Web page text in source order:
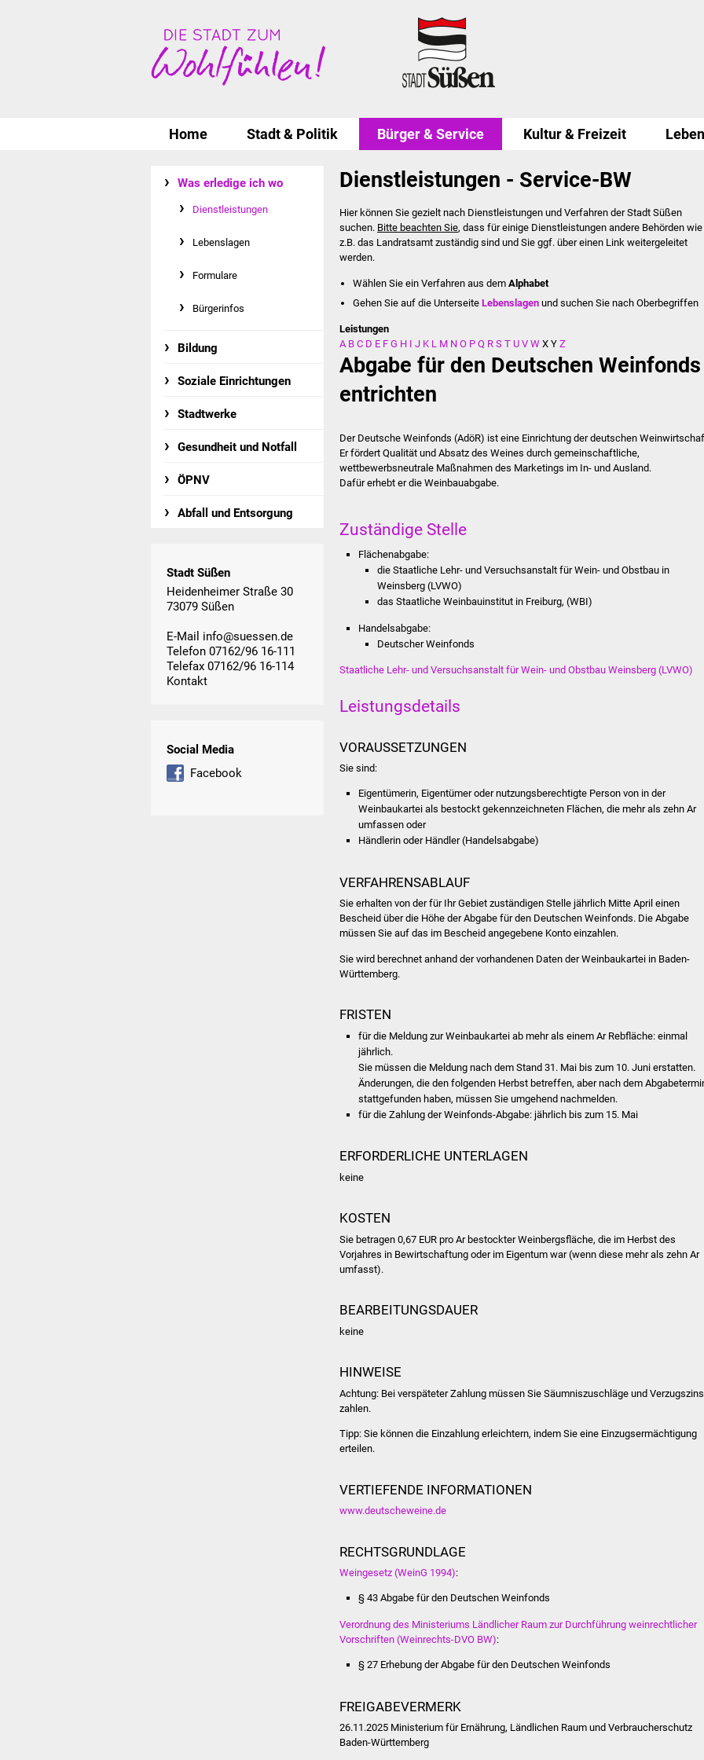
Home Stadt & Politik Bürger & Service Kultur & Freizeit
Was erledige ich wo
Dienstleistungen
Lebenslagen
Formulare
Bürgerinfos
Bildung
Soziale Einrichtungen
Stadtwerke
Gesundheit und Notfall
ÖPNV
Abfall und Entsorgung
Stadt Süßen
Heidenheimer Straße 30
73079 Süßen
E-Mail info@suessen.de
Telefon 07162/96 16-111
Telefax 07162/96 16-114
Kontakt
Social Media
Facebook
Dienstleistungen - Service-BW
Hier können Sie gezielt nach Dienstleistungen und Verfahren der Stadt Süßen
suchen. Bitte beachten Sie, dass für einige Dienstleistungen andere Behörden wie
z.B. das Landratsamt zuständig sind und Sie ggf. über einen Link weitergeleitet
werden.
Wählen Sie ein Verfahren aus dem Alphabet
Gehen Sie auf die UnterseiteLebenslagen und suchen Sie nach Oberbegriffen
Leistungen
A B C D E F G H I J K L M N O P Q R S T U V W X Y Z
Abgabe für den Deutschen Weinfonds
entrichten
Der Deutsche Weinfonds (AdöR) ist eine Einrichtung der deutschen
Er fördert Qualität und Absatz des Weines durch gemeinschaftliche,
wettbewerbsneutrale Maßnahmen des Marketings im In- und Ausland.
Dafür erhebt er die Weinbauabgabe.
Zuständige Stelle
Flächenabgabe:
die Staatliche Lehr- und Versuchsanstalt für Wein- und Obstbau in
Weinsberg (LVWO)
das Staatliche Weinbauinstitut in Freiburg, (WBI)
Handelsabgabe:
Deutscher Weinfonds
Staatliche Lehr- und Versuchsanstalt für Wein- und Obstbau Weinsberg (LVWO)
Leistungsdetails
VORAUSSETZUNGEN
Sie sind:
Eigentümerin, Eigentümer oder nutzungsberechtigte Person von in der
Weinbaukartei als bestockt gekennzeichneten Flächen, die mehr als zehn Ar
umfassen oder
Händlerin oder Händler (Handelsabgabe)
VERFAHRENSABLAUF
Sie erhalten von der für Ihr Gebiet zuständigen Stelle jährlich Mitte April einen
Bescheid über die Höhe der Abgabe für den Deutschen Weinfonds. Die Abgabe
müssen Sie auf das im Bescheid angegebene Konto einzahlen.
Sie wird berechnet anhand der vorhandenen Daten der Weinbaukartei in Baden-
Württemberg.
FRISTEN
für die Meldung zur Weinbaukartei ab mehr als einem Ar Rebfläche: einmal
jährlich.
Sie müssen die Meldung nach dem Stand 31. Mai bis zum 10. Juni erstatten.
Änderungen, die den folgenden Herbst betreffen, aber nach dem
stattgefunden haben, müssen Sie umgehend nachmelden.
für die Zahlung der Weinfonds-Abgabe: jährlich bis zum 15. Mai
ERFORDERLICHE UNTERLAGEN
keine
KOSTEN
Sie betragen 0,67 EUR pro Ar bestockter Weinbergsfläche, die im Herbst des
Vorjahres in Bewirtschaftung oder im Eigentum war (wenn diese mehr als zehn Ar
umfasst).
BEARBEITUNGSDAUER
keine
HINWEISE
Achtung: Bei verspäteter Zahlung müssen Sie Säumniszuschläge und
zahlen.
Tipp: Sie können die Einzahlung erleichtern, indem Sie eine Einzugsermächtigung
erteilen.
VERTIEFENDE INFORMATIONEN
www.deutscheweine.de
RECHTSGRUNDLAGE
Weingesetz (WeinG 1994):
§ 43 Abgabe für den Deutschen Weinfonds
Verordnung des Ministeriums Ländlicher Raum zur Durchführung weinrechtlicher
Vorschriften (Weinrechts-DVO BW):
§ 27 Erhebung der Abgabe für den Deutschen Weinfonds
FREIGABEVERMERK
26.11.2025 Ministerium für Ernährung, Ländlichen Raum und Verbraucherschutz
Baden-Württemberg